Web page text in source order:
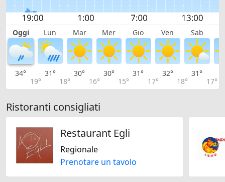
Oggi Lun Mar Mer Gio Ven Sab
34°
19°
31°
18°
30°
16°
30°
15°
31°
17°
32°
18°
31°
17°
Ristoranti consigliati
Restaurant Egli
Regionale
Prenotare un tavolo